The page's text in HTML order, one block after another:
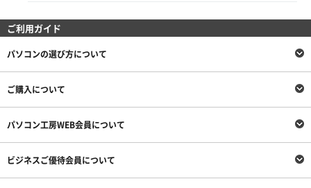
ご利用ガイド
パソコンの選び方について
ご購入について
パソコン工房WEB会員について
ビジネスご優待会員について